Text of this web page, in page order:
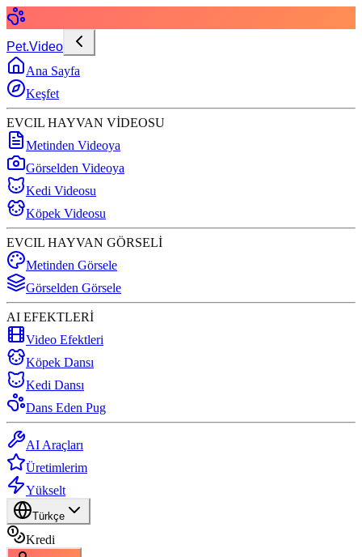
Pet.Video
Ana Sayfa
Keşfet
EVCIL HAYVAN VİDEOSU
Metinden Videoya
Görselden Videoya
Kedi Videosu
Köpek Videosu
EVCIL HAYVAN GÖRSELİ
Metinden Görsele
Görselden Görsele
AI EFEKTLERİ
Video Efektleri
Köpek Dansı
Kedi Dansı
Dans Eden Pug
AI Araçları
Üretimlerim
Yükselt
Türkçe
Kredi